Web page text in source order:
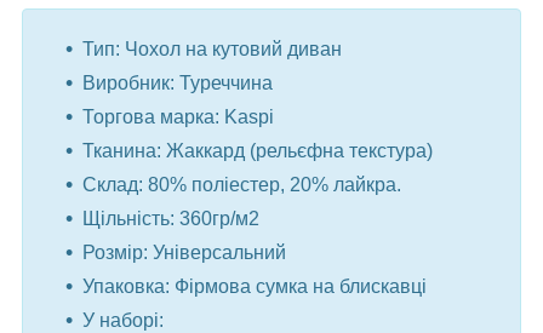
Тип: Чохол на кутовий диван
Виробник: Туреччина
Торгова марка: Kaspi
Тканина: Жаккард (рельєфна текстура)
Склад: 80% поліестер, 20% лайкра.
Щільність: 360гр/м2
Розмір: Універсальний
Упаковка: Фірмова сумка на блискавці
У наборі: